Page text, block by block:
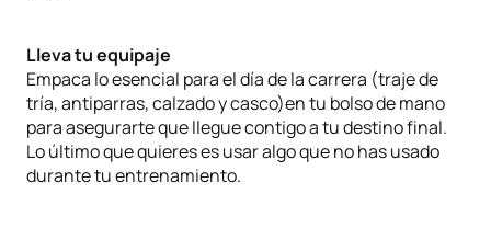
Lleva tu equipaje
Empaca lo esencial para el día de la carrera (traje de
tría, antiparras, calzado y casco)en tu bolso de mano
para asegurarte que llegue contigo a tu destino final.
Lo último que quieres es usar algo que no has usado
durante tu entrenamiento.